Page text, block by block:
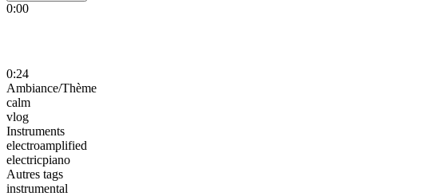
0:00
0:24
Ambiance/Thème
calm
vlog
Instruments
electroamplified
electricpiano
Autres tags
instrumental